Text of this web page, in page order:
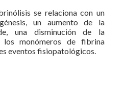
se relaciona con un
un aumento de la
una disminución de la
los monómeros de fibrina
eventos fisiopatológicos.